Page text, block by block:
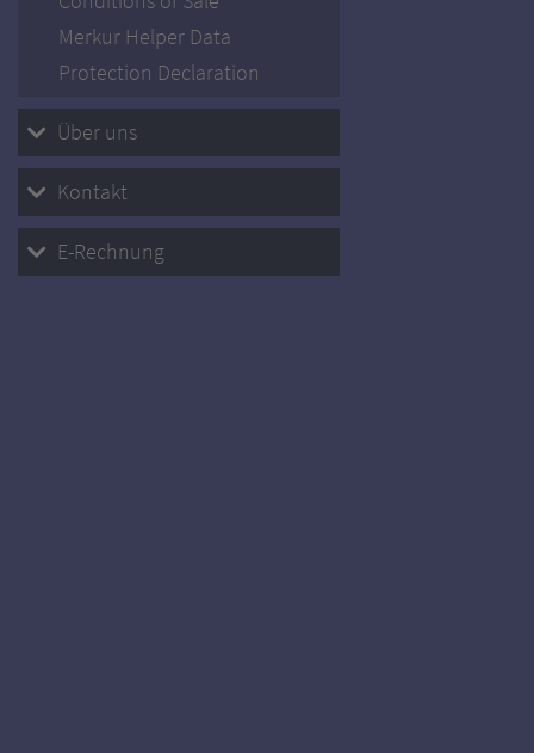
Merkur Helper Data
Protection Declaration
Über uns
Kontakt
E-Rechnung